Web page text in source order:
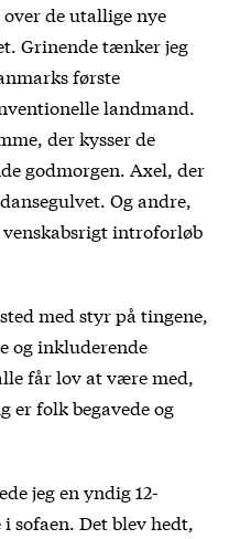
de utallige nye
Grinende tænker jeg
første
landmand.
der kysser de
godmorgen. Axel, der
Og andre,
introforløb
med styr på tingene,
og inkluderende
får lov at være med,
er folk begavede og
jeg en yndig 12-
sofaen. Det blev hedt,